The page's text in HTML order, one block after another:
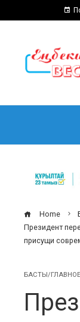
Home
Президент
присущи
БАСТЫ/ГЛАВНОЕ